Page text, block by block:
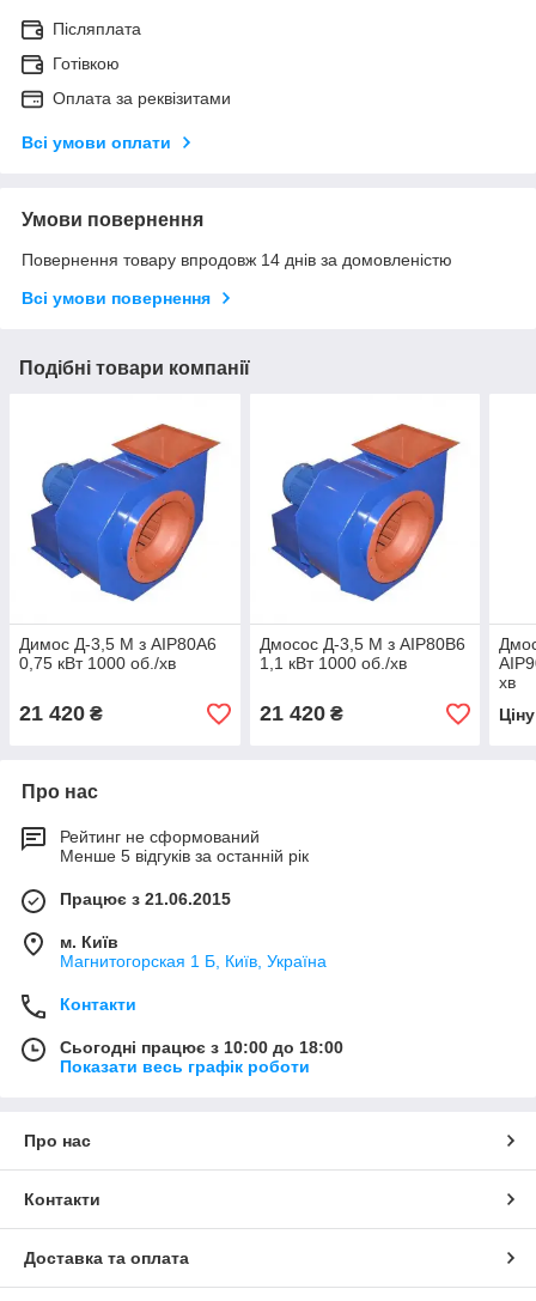
Післяплата
Готівкою
Оплата за реквізитами
Всі умови оплати
Умови повернення
Повернення товару впродовж 14 днів за домовленістю
Всі умови повернення
Подібні товари компанії
Димос Д-3,5 М з АІР80А6
0,75 кВт 1000 об./хв
21 420 ₴
Дмосос Д-3,5 М з АІР80В6
1,1 кВт 1000 об./хв
21 420₴
хв
Про нас
Рейтинг не сформований
Менше 5 відгуків за останній рік
Працює з 21.06.2015
м. Київ
Магнитогорская 1 Б, Київ, Україна
Контакти
Сьогодні працює з 10:00 до 18:00
Показати весь графік роботи
Про нас
Контакти
Доставка та оплата